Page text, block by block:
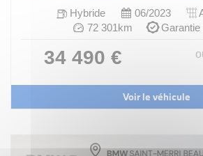
Hybride 06/2023
72 301km
Garantie
34 490 €
Voir le véhicule